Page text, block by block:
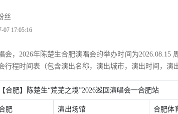
丝
07 17:05:16
会，2026年陈楚生合肥演唱会的举办时间为2026.08.15
行程时间表（包含演出名称，演出城市，演出时间，演
【合肥】陈楚生“荒芜之境”2026巡回演唱会一合肥站
肥 演出场馆 合肥体